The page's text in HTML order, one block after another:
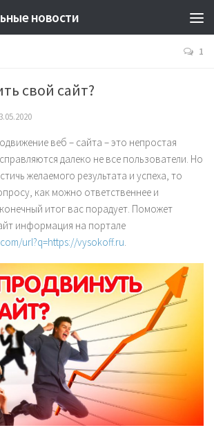
новости
1
свой сайт?
веб – сайта – это непростая
далеко не все пользователи. Но
желаемого результата и успеха, то
как можно ответственнее и
итог вас порадует. Поможет
информация на портале
url?q=https://vysokoff.ru.